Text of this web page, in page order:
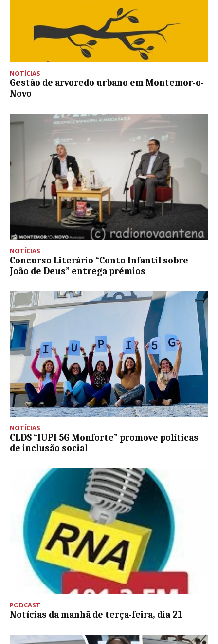
NOTÍCIAS
Gestão de arvoredo urbano em Montemor-o-
Novo
NOTÍCIAS
Concurso Literário “Conto Infantil sobre
João de Deus” entrega prémios
NOTÍCIAS
CLDS “IUPI 5G Monforte” promove políticas
de inclusão social
PODCAST
Notícias da manhã de terça-feira, dia 21